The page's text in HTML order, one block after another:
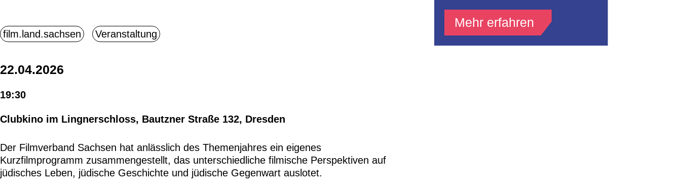
22.04.2026
19:30
Clubkino im Lingnerschloss, Bautzner Straße 132, Dresden
Der Filmverband Sachsen hat anlässlich des Themenjahres ein eigenes
Kurzfilmprogramm zusammengestellt, das unterschiedliche filmische Perspektiven auf
jüdisches Leben, jüdische Geschichte und jüdische Gegenwart auslotet.
Mehr erfahren